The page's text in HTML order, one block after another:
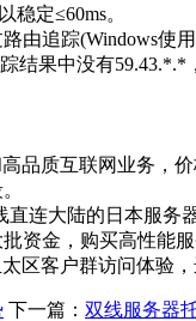
定≤60ms。
追踪(Windows使用
结果中没有
质互联网业务，价
大陆的日本服务
资金，购买高性能
区客户群访问体验
下一篇： 双线服务器